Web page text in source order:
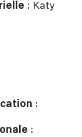
: Katy
:
: